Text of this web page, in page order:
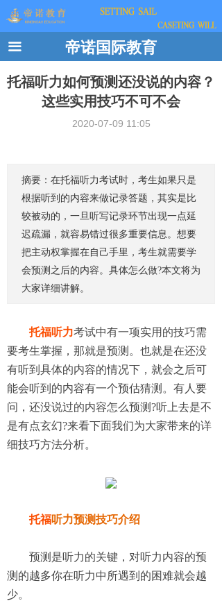
끀 帝诺国际教育
托福听力如何预测还没说的内容？
这些实用技巧不可不会
2020-07-09 11:05
摘要：在托福听力考试时，考生如果只是
根据听到的内容来做记录答题，其实是比
较被动的，一旦听写记录环节出现一点延
迟疏漏，就容易错过很多重要信息。想要
把主动权掌握在自己手里，考生就需要学
会预测之后的内容。具体怎么做?本文将为
大家详细讲解。
托福听力考试中有一项实用的技巧需
要考生掌握，那就是预测。也就是在还没
有听到具体的内容的情况下，就会之后可
能会听到的内容有一个预估猜测。有人要
问，还没说过的内容怎么预测?听上去是不
是有点玄幻?来看下面我们为大家带来的详
细技巧方法分析。
托福听力预测技巧介绍
预测是听力的关键，对听力内容的预
测的越多你在听力中所遇到的困难就会越
少。